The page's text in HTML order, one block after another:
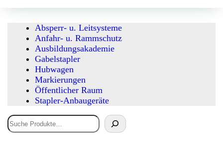
Absperr- u. Leitsysteme
Anfahr- u. Rammschutz
Ausbildungsakademie
Gabelstapler
Hubwagen
Markierungen
Öffentlicher Raum
Stapler-Anbaugeräte
Suchen